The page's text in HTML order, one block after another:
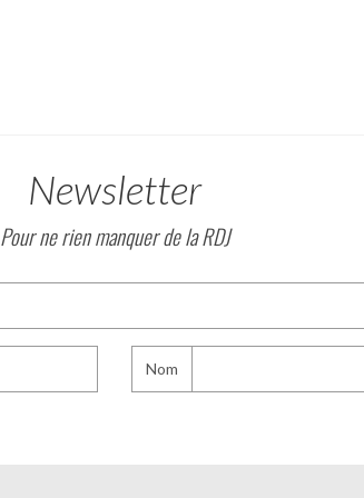
Newsletter
Pour ne rien manquer de la RDJ
Nom